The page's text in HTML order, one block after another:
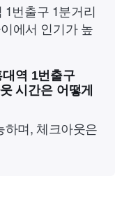
1번출구 1분거리
에서 인기가 높
역 1번출구
시간은 어떻게
며, 체크아웃은